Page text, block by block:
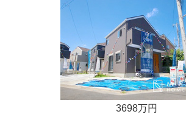
3698万円